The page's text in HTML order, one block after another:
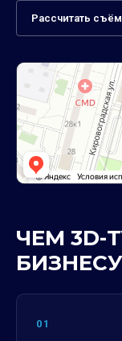
Рассчитать
ЧЕМ 3D-
БИЗНЕСУ
01